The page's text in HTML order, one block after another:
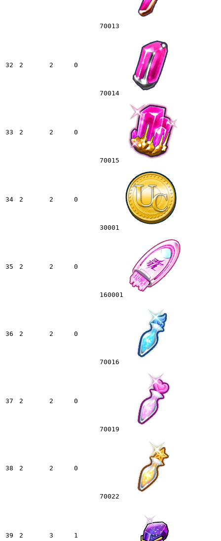
70013
32 2 2 0
70014
33 2 2 0
70015
34 2 2 0
30001
35 2 2 0
160001
36 2 2 0
70016
37 2 2 0
70019
38 2 2 0
70022
39 2 3 1